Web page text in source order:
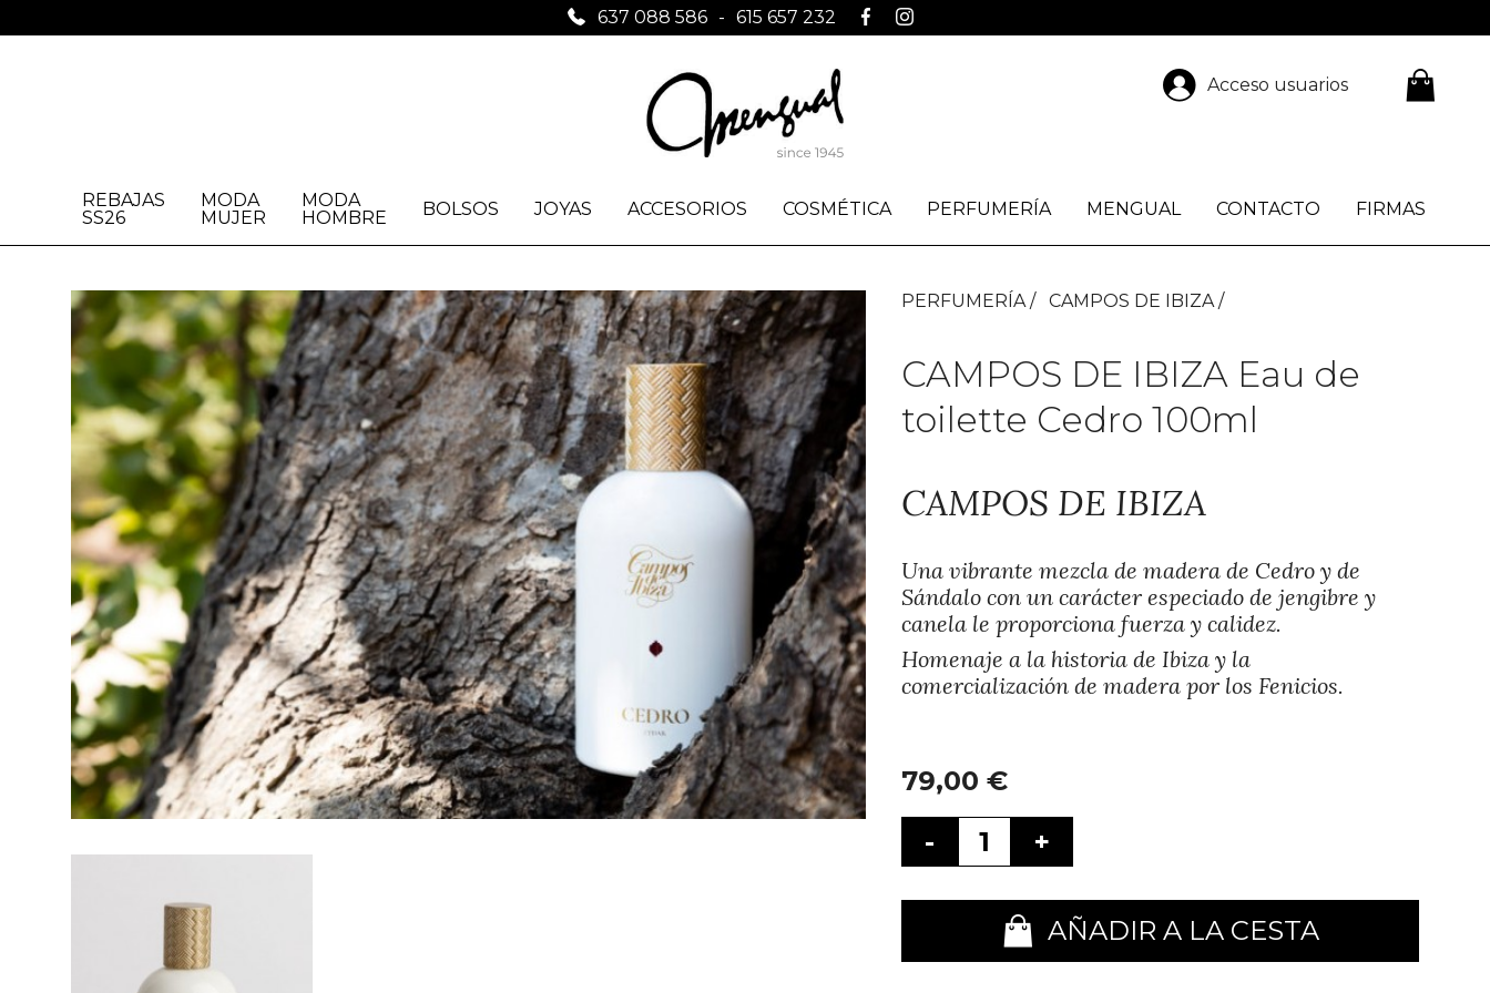
637 088 586 - 615 657 232
Acceso usuarios
REBAJAS
SS26
MODA
MUJER
MODA
HOMBRE
BOLSOS JOYAS ACCESORIOS COSMÉTICA PERFUMERÍA MENGUAL CONTACTO FIRMAS
PERFUMERÍA CAMPOS DE IBIZA
CAMPOS DE IBIZA Eau de
toilette Cedro 100ml
CAMPOS DE IBIZA
Una vibrante mezcla de madera de Cedro y de
Sándalo con un carácter especiado de jengibre y
canela le proporciona fuerza y calidez.
Homenaje a la historia de Ibiza y la
comercialización de madera por los Fenicios.
79,00 €
-
+
AÑADIR A LA CESTA